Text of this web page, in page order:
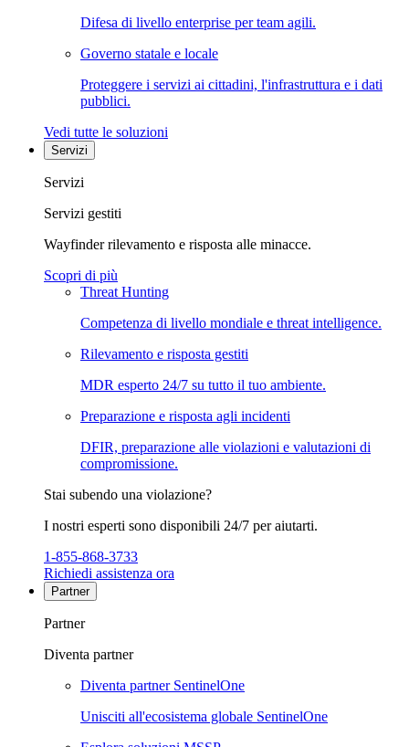
Difesa di livello enterprise per team agili.
Governo statale e locale
Proteggere i servizi ai cittadini, l'infrastruttura e i dati
pubblici.
Vedi tutte le soluzioni
Servizi
Servizi
Servizi gestiti
Wayfinder rilevamento e risposta alle minacce.
Scopri di più
Threat Hunting
Competenza di livello mondiale e threat intelligence.
Rilevamento e risposta gestiti
MDR esperto 24/7 su tutto il tuo ambiente.
Preparazione e risposta agli incidenti
DFIR, preparazione alle violazioni e valutazioni di
compromissione.
Stai subendo una violazione?
I nostri esperti sono disponibili 24/7 per aiutarti.
1-855-868-3733
Richiedi assistenza ora
Partner
Partner
Diventa partner
Diventa partner SentinelOne
Unisciti all'ecosistema globale SentinelOne